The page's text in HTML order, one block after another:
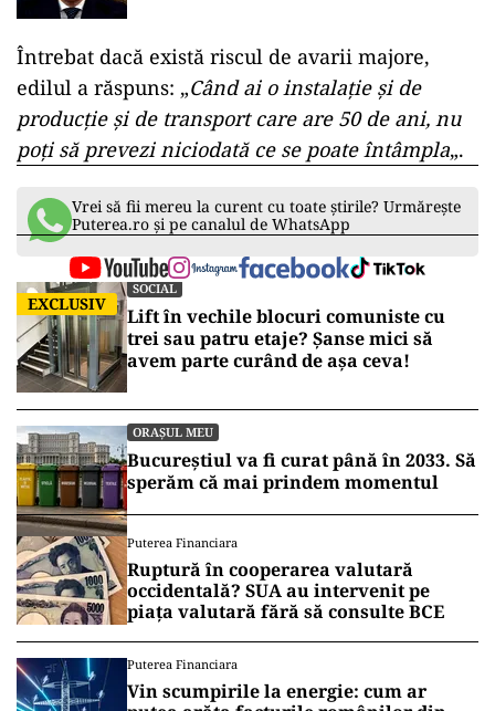
Întrebat dacă există riscul de avarii majore,
edilul a răspuns: „Când ai o instalaţie şi de
producţie şi de transport care are 50 de ani, nu
poţi să prevezi niciodată ce se poate întâmpla„.
Vrei să fii mereu la curent cu toate știrile? Urmărește
Puterea.ro și pe canalul de WhatsApp
EXCLUSIV
SOCIAL
Lift în vechile blocuri comuniste cu
trei sau patru etaje? Șanse mici să
avem parte curând de așa ceva!
ORAȘUL MEU
Bucureștiul va fi curat până în 2033. Să
sperăm că mai prindem momentul
Puterea Financiara
Ruptură în cooperarea valutară
occidentală? SUA au intervenit pe
piața valutară fără să consulte BCE
Puterea Financiara
Vin scumpirile la energie: cum ar